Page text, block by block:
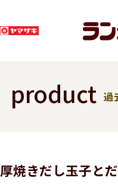
product 過
厚焼きだし玉子と